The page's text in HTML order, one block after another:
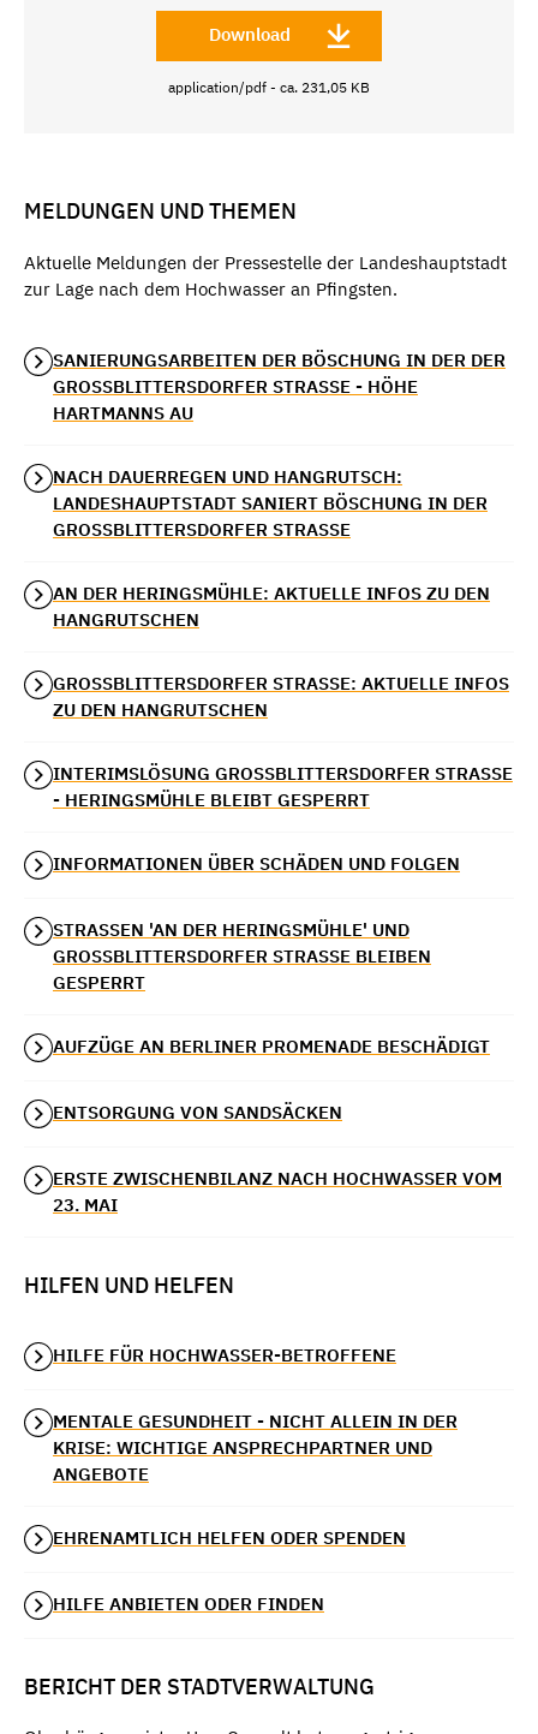
Download
application/pdf - ca. 231,05 KB
MELDUNGEN UND THEMEN
Aktuelle Meldungen der Pressestelle der Landeshauptstadt
zur Lage nach dem Hochwasser an Pfingsten.
SANIERUNGSARBEITEN DER BÖSCHUNG IN DER DER
GROSSBLITTERSDORFER STRASSE - HÖHE HA
RTMANNS AU
NACH DAUERREGEN UND HANGRUTSCH:
LANDESHAUPTSTADT SANIERT BÖSCHUNG IN DER
GROSSBLITTERSDORFER STRASSE
AN DER HERINGSMÜHLE: AKTUELLE INFOS ZU DEN
HANGRUTSCHEN
GROSSBLITTERSDORFER STRASSE: AKTUELLE INFOS ZU
DEN HANGRUTSCHEN
INTERIMSLÖSUNG GROSSBLITTERSDORFER STRASSE -
HERINGSMÜHLE BLEIBT GESPERRT
INFORMATIONEN ÜBER SCHÄDEN UND FOLGEN
STRASSEN 'AN DER HERINGSMÜHLE' UND G
ROSSBLITTERSDORFER STRASSE BLEIBEN GES
PERRT
AUFZÜGE AN BERLINER PROMENADE BESCHÄDIGT
ENTSORGUNG VON SANDSÄCKEN
ERSTE ZWISCHENBILANZ NACH HOCHWASSER VOM
23. MAI
HILFEN UND HELFEN
HILFE FÜR HOCHWASSER-BETROFFENE
MENTALE GESUNDHEIT - NICHT ALLEIN IN DER
KRISE: WICHTIGE ANSPRECHPARTNER UND
ANGEBOTE
EHRENAMTLICH HELFEN ODER SPENDEN
HILFE ANBIETEN ODER FINDEN
BERICHT DER STADTVERWALTUNG